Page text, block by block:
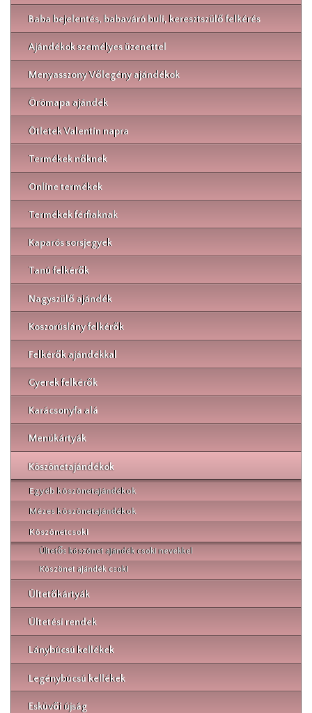
Baba bejelentés, babaváró buli, keresztszülő felkérés
Ajándékok személyes üzenettel
Menyasszony Vőlegény ajándékok
Örömapa ajándék
Ötletek Valentin napra
Termékek nőknek
Online termékek
Termékek férfiaknak
Kaparós sorsjegyek
Tanú felkérők
Nagyszülő ajándék
Koszorúslány felkérők
Felkérők ajándékkal
Gyerek felkérők
Karácsonyfa alá
Menükártyák
Köszönetajándékok
Egyéb köszönetajándékok
Mézes köszönetajándékok
Köszönetcsoki
Ültetős köszönet ajándék csoki nevekkel
Köszönet ajándék csoki
Ültetőkártyák
Ültetési rendek
Lánybúcsú kellékek
Legénybúcsú kellékek
Esküvői újság